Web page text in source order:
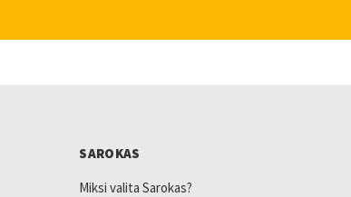
SAROKAS
Miksi valita Sarokas?